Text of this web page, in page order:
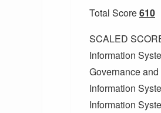
Total Score610
SCALED
Information
Governance
Information
Information